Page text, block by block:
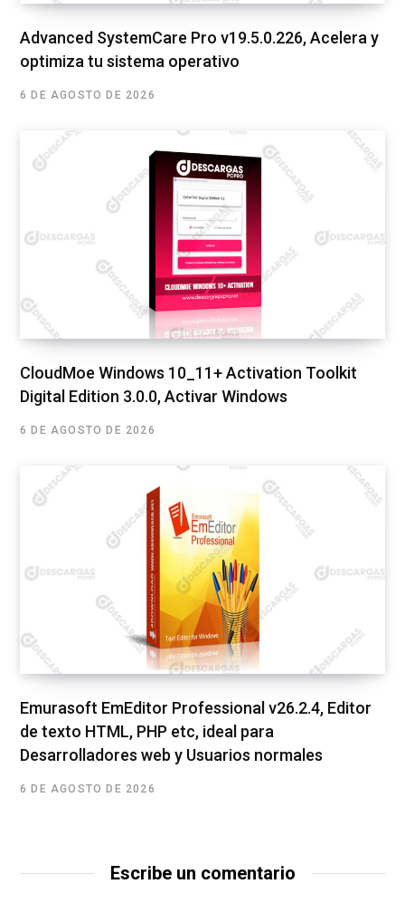
Advanced SystemCare Pro v19.5.0.226, Acelera y
optimiza tu sistema operativo
6 DE AGOSTO DE 2026
CloudMoe Windows 10_11+ Activation Toolkit
Digital Edition 3.0.0, Activar Windows
6 DE AGOSTO DE 2026
Emurasoft EmEditor Professional v26.2.4, Editor
de texto HTML, PHP etc, ideal para
Desarrolladores web y Usuarios normales
6 DE AGOSTO DE 2026
Escribe un comentario